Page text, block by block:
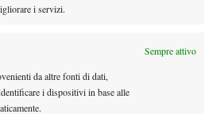
i servizi.
Sempre attivo
da altre fonti di dati,
i dispositivi in base alle
TENDENZA